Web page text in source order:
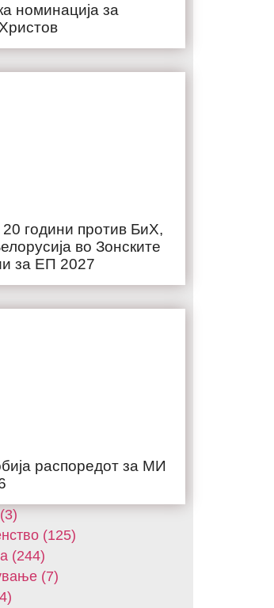
номинација за
20 години против БиХ,
во Зонските
за ЕП 2027
распоредот за МИ
(125)
(244)
(7)